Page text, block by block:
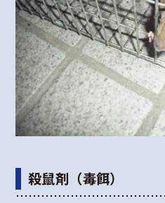
殺鼠剤（毒餌）